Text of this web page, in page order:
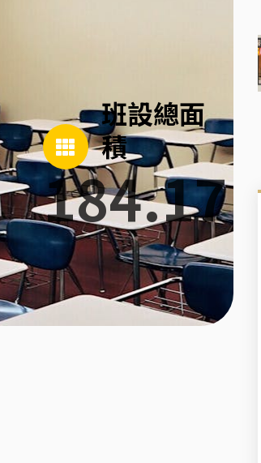
班設總面
積
184.17